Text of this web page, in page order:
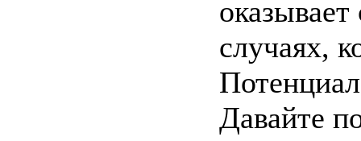
оказывает
случаях,
Давайте